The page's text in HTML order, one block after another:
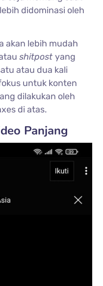
lebih didominasi oleh
akan lebih mudah
shitpostyang
atau dua kali
untuk konten
dilakukan oleh
di atas.
Panjang